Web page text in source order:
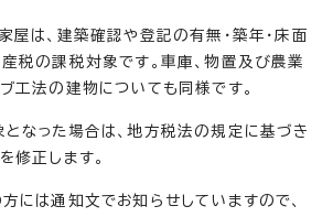
屋は、建築確認や登記の有無・築年・床面
税の課税対象です。車庫、物置及び農業
工法の建物についても同様です。
なった場合は、地方税法の規定に基づき
修正します。
には通知文でお知らせしていますので、